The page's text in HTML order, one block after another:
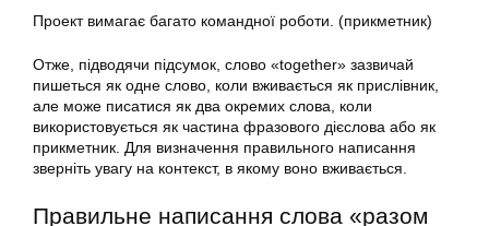
Проект вимагає багато командної роботи. (прикметник)
Отже, підводячи підсумок, слово «together» зазвичай
пишеться як одне слово, коли вживається як прислівник,
але може писатися як два окремих слова, коли
використовується як частина фразового дієслова або як
прикметник. Для визначення правильного написання
зверніть увагу на контекст, в якому воно вживається.
Правильне написання слова «разом